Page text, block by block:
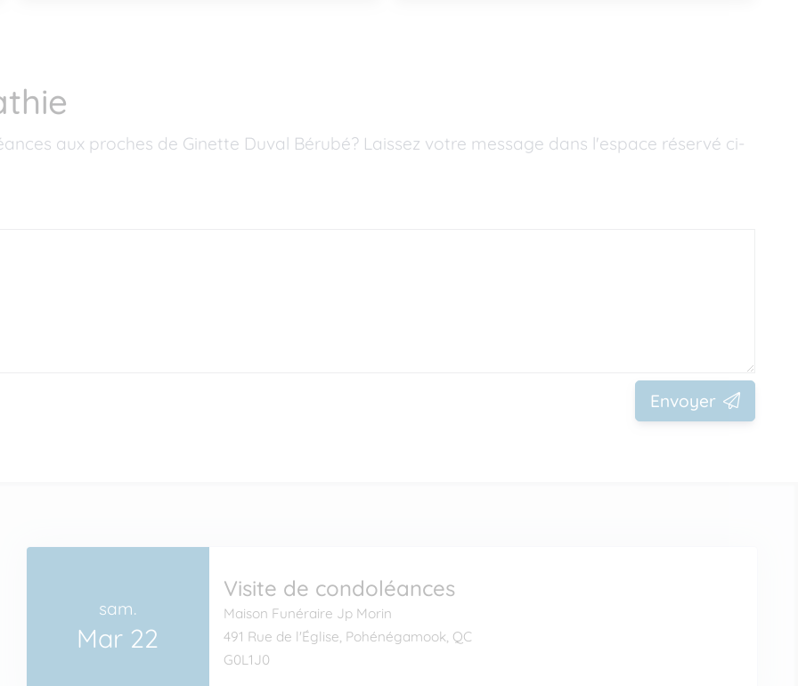
aux proches de Ginette Duval Bérubé? Laissez votre message dans l'espace réservé ci-
Envoyer
sam.
Mar 22
Visite de condoléances
Maison Funéraire Jp Morin
491 Rue de l'Église, Pohénégamook, QC
G0L1J0